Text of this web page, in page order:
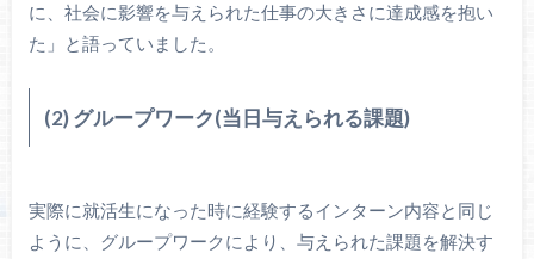
に、社会に影響を与えられた仕事の大きさに達成感を抱い
た」と語っていました。
(2) グループワーク(当日与えられる課題)
実際に就活生になった時に経験するインターン内容と同じ
ように、グループワークにより、与えられた課題を解決す